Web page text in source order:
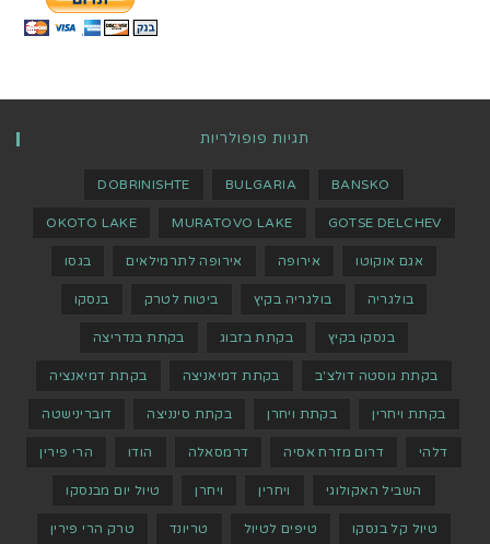
תגיות פופולריות
BANSKO
BULGARIA
DOBRINISHTE
GOTSE DELCHEV
MURATOVO LAKE
OKOTO LAKE
אגם אוקוטו אירופה אירופה לתרמילאים בגסו
בולגריה בולגריה בקיץ ביטוח לטרק בנסקו
בנסקו בקיץ בקתת בזבוג בקתת בנדריצה
בקתת גוסטה דולצ'ב בקתת דמיאניצה בקתת דמיאנציה
בקתת ויחרין בקתת ויחרן בקתת סינניצה דוברינישטה
דלהי דרום מזרח אסיה דרמסאלה הודו הרי פירין
השביל האקולוגי ויחרין ויחרן טיול יום מבנסקו
טיול קל בנסקו טיפים לטיול טריונד טרק הרי פירין